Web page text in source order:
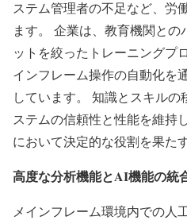
ステム管理者の不足など、労
ます。 企業は、教育機関と
ットを絞ったトレーニングプ
インフレーム操作の自動化を
しています。 知識とスキル
ステムの信頼性と性能を維持
において決定的な役割を果た
高度な分析機能とAI機能の統
メインフレーム環境内での人